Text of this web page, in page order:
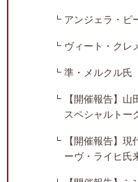
アンジェラ・
ヴィート・ク
準・メルクル
【開催報告】
スペシャルトー
【開催報告】
ーヴ・ライヒ氏